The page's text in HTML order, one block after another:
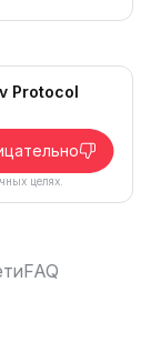
Protocol
целях.
FAQ